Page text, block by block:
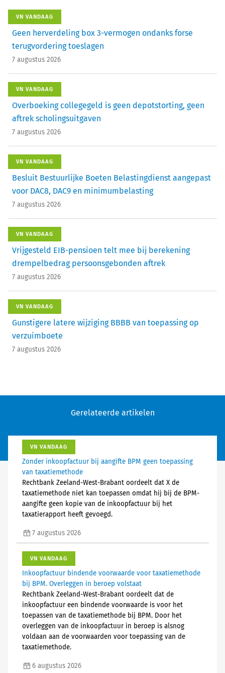
VN VANDAAG
Geen herverdeling box 3-vermogen ondanks forse
terugvordering toeslagen
7 augustus 2026
VN VANDAAG
Overboeking collegegeld is geen depotstorting, geen
aftrek scholingsuitgaven
7 augustus 2026
VN VANDAAG
Besluit Bestuurlijke Boeten Belastingdienst aangepast
voor DAC8, DAC9 en minimumbelasting
7 augustus 2026
VN VANDAAG
Vrijgesteld EIB-pensioen telt mee bij berekening
drempelbedrag persoonsgebonden aftrek
7 augustus 2026
VN VANDAAG
Gunstigere latere wijziging BBBB van toepassing op
verzuimboete
7 augustus 2026
Gerelateerde artikelen
VN VANDAAG
Zonder inkoopfactuur bij aangifte BPM geen toepassing
van taxatiemethode
Rechtbank Zeeland-West-Brabant oordeelt dat X de
taxatiemethode niet kan toepassen omdat hij bij de BPM-
aangifte geen kopie van de inkoopfactuur bij het
taxatierapport heeft gevoegd.
7 augustus 2026
VN VANDAAG
Inkoopfactuur bindende voorwaarde voor taxatiemethode
bij BPM. Overleggen in beroep volstaat
Rechtbank Zeeland-West-Brabant oordeelt dat de
inkoopfactuur een bindende voorwaarde is voor het
toepassen van de taxatiemethode bij BPM. Door het
overleggen van de inkoopfactuur in beroep is alsnog
voldaan aan de voorwaarden voor toepassing van de
taxatiemethode.
6 augustus 2026